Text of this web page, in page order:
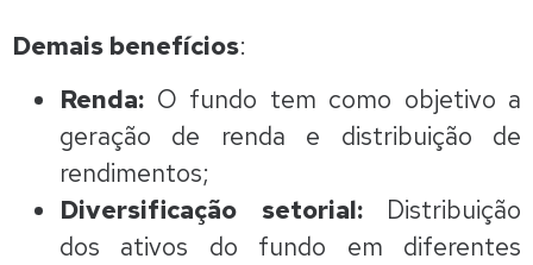
Demais benefícios:
Renda: O fundo tem como objetivo a
geração de renda e distribuição de
rendimentos;
Diversificação setorial:Distribuição
dos ativos do fundo em diferentes